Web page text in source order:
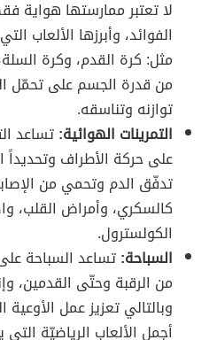
لا تعتبر ممارستها هواية
الفوائد، وأبرزها الألعاب
مثل: كرة القدم، وكرة
من قدرة الجسم على تحمّل
توازنه وتناسقه.
التمرينات الهوائية:تساعد
على حركة الأطراف وتحديداً
تدفّق الدم وتحمي من
كالسكري، وأمراض القلب،
الكولسترول.
السباحة:تساعد السباحة
من الرقبة وحتّى القدمين،
وبالتالي تعزيز عمل
أجمل الألعاب الرياضيّة